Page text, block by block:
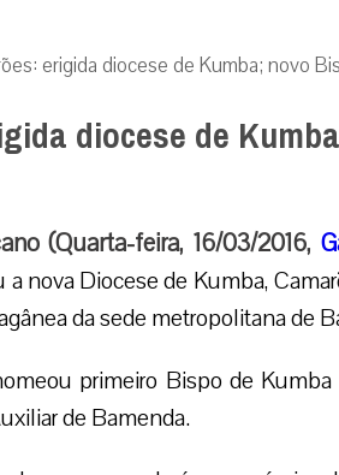
erigida diocese de Kumba; novo
diocese de
(Quarta-feira, 16/03/2016,
a nova Diocese de Kumba,
da sede metropolitana de
primeiro Bispo de
de Bamenda.